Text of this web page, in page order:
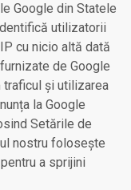
Google din Statele
utilizatorii
cu nicio altă dată
de Google
traficul și utilizarea
la Google
Setările de
nostru folosește
a sprijini